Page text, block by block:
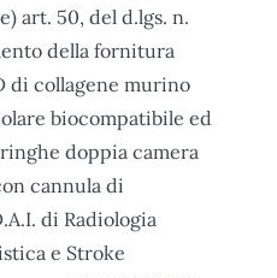
art. 50, del d.lgs. n.
della fornitura
di collagene murino
biocompatibile ed
doppia camera
cannula di
di Radiologia
e Stroke